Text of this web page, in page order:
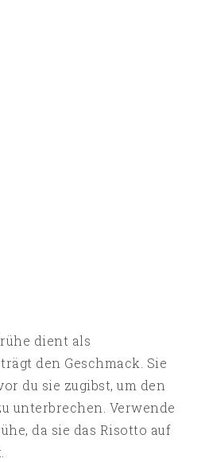
dient als
den Geschmack. Sie
du sie zugibst, um den
unterbrechen. Verwende
da sie das Risotto auf